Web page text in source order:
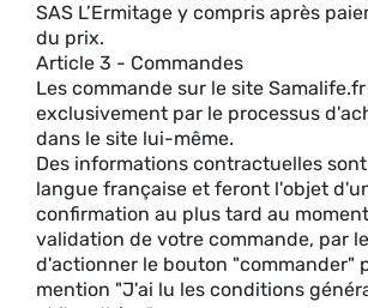
SAS L’Ermitage y compris après
du prix.
Article 3 - Commandes
Les commande sur le site
exclusivement par le processus
dans le site lui-même.
Des informations contractuelles
langue française et feront l'objet
confirmation au plus tard au
validation de votre commande, par
d'actionner le bouton "commander"
mention "J'ai lu les conditions